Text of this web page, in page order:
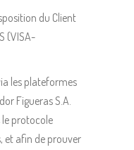
du Client
(VISA-
les plateformes
Figueras S.A.
le protocole
et afin de prouver